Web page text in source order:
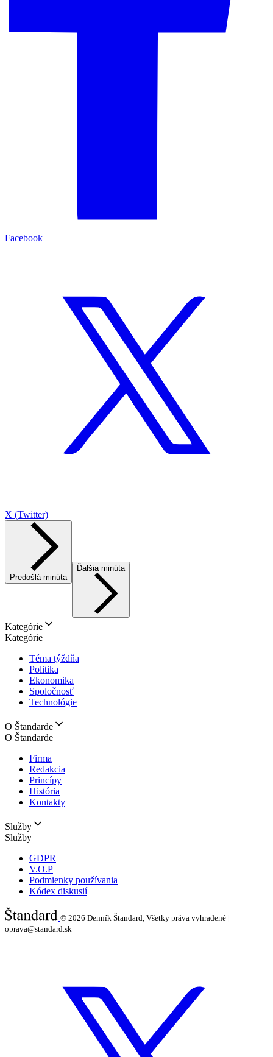
Facebook
X (Twitter)
Predošlá minúta
Ďalšia minúta
Kategórie
Kategórie
Téma týždňa
Politika
Ekonomika
Spoločnosť
Technológie
O Štandarde
O Štandarde
Firma
Redakcia
Princípy
História
Kontakty
Služby
Služby
GDPR
V.O.P
Podmienky používania
Kódex diskusií
© 2026 Denník Štandard, Všetky práva vyhradené |
oprava@standard.sk